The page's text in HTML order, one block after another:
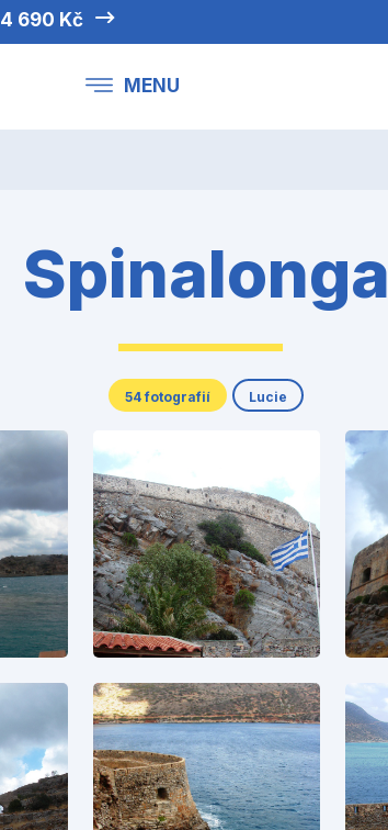
4 690 Kč
MENU
Spinalonga
54 fotografií Lucie